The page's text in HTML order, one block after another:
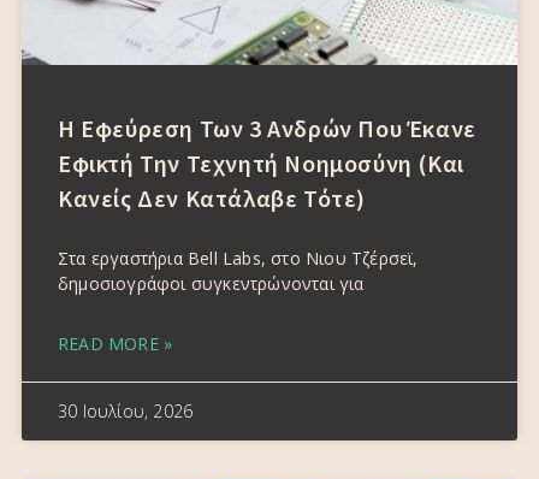
Η Εφεύρεση Των 3 Ανδρών Που Έκανε
Εφικτή Την Τεχνητή Νοημοσύνη (και
Κανείς Δεν Κατάλαβε Τότε)
Στα εργαστήρια Bell Labs, στο Νιου Τζέρσεϊ,
δημοσιογράφοι συγκεντρώνονται για
READ MORE »
30 Ιουλίου, 2026